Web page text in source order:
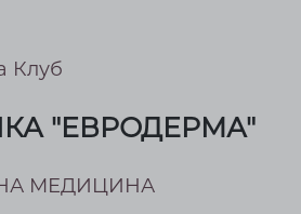
Клуб
"ЕВРОДЕРМА"
МЕДИЦИНА